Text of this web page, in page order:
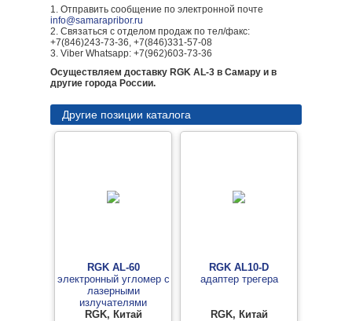
1. Отправить сообщение по электронной почте
info@samarapribor.ru
2. Связаться с отделом продаж по тел/факс:
+7(846)243-73-36, +7(846)331-57-08
3. Viber Whatsapp: +7(962)603-73-36
Осуществляем доставку RGK AL-3 в Самару и в
другие города России.
Другие позиции каталога
RGK AL-60
электронный угломер с
лазерными
излучателями
RGK, Китай
RGK AL10-D
адаптер трегера
RGK, Китай